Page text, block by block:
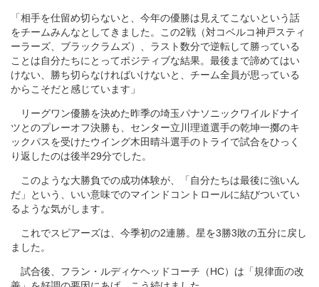
「相手を仕留め切らないと、今年の優勝は見えてこないという話
をチームみんなとしてきました。この2戦（対コベルコ神戸スティ
ーラーズ、ブラックラムズ）、ラスト数分で逆転して勝っている
ことは自分たちにとってポジティブな結果。最後まで諦めてはい
けない、勝ち切らなければいけないと、チーム全員が思っている
からこそだと感じています」
リーグワン優勝を決めた昨季の埼玉パナソニックワイルドナイ
ツとのプレーオフ決勝も、センター立川理道選手の乾坤一擲のキ
ックパスを受けたウイング木田晴斗選手のトライで試合をひっく
り返したのは後半29分でした。
このような大勝負での成功体験が、「自分たちは最後に強いん
だ」という、いい意味でのマインドコントロールに結びついてい
るような気がします。
これでスピアーズは、今季初の2連勝。星を3勝3敗の五分に戻し
ました。
試合後、フラン・ルディケヘッドコーチ（HC）は「規律面の改